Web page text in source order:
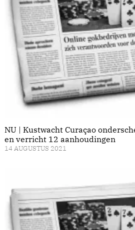
NU | Kustwacht Curaçao
en verricht 12 aanhoudingen
14 AUGUSTUS 2021